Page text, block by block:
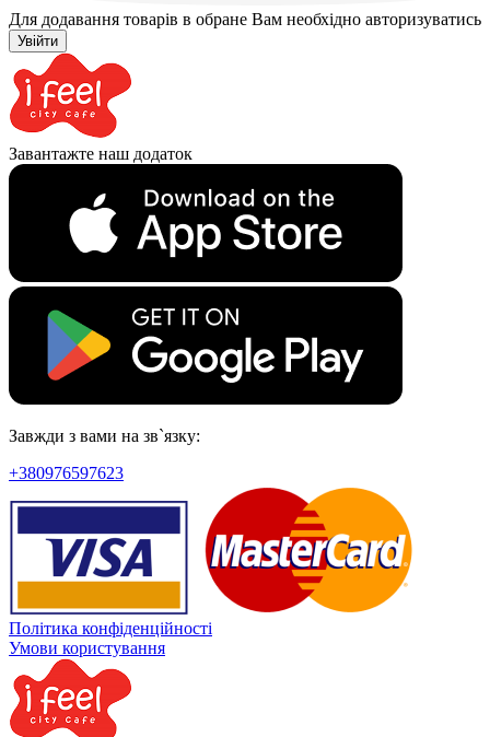
Для додавання товарів в обране Вам необхідно авторизуватись
Увійти
Завантажте наш додаток
Завжди з вами на зв`язку:
+380976597623
Політика конфіденційності
Умови користування